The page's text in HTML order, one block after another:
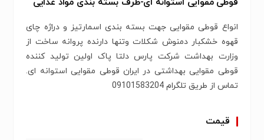
انواع قوطی مقوایی جهت بسته بندی اسمارتیز و دراژه چای
قهوه خشکبار دمنوش شکلات وتنها دارنده پروانه ساخت از
وزارت بهداشت شرکت پارس دلتا پاک اولین تولید کننده
قوطی مقوایی بهداشتی در ایران قوطی مقوایی استوانه ای.
تماس از طریق تلگرام 09101583204
قیمت